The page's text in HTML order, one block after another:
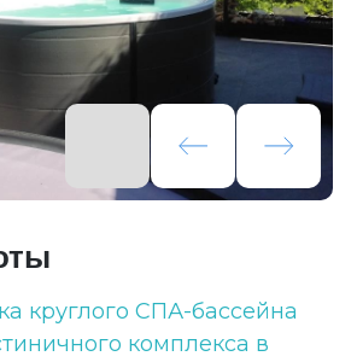
круглого СПА-бассейна
комплекса в